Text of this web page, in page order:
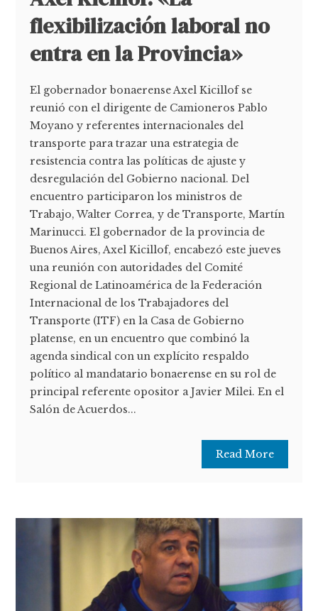
flexibilización laboral no
entra en la Provincia»
El gobernador bonaerense Axel Kicillof se
reunió con el dirigente de Camioneros Pablo
Moyano y referentes internacionales del
transporte para trazar una estrategia de
resistencia contra las políticas de ajuste y
desregulación del Gobierno nacional. Del
encuentro participaron los ministros de
Trabajo, Walter Correa, y de Transporte, Martín
Marinucci. El gobernador de la provincia de
Buenos Aires, Axel Kicillof, encabezó este jueves
una reunión con autoridades del Comité
Regional de Latinoamérica de la Federación
Internacional de los Trabajadores del
Transporte (ITF) en la Casa de Gobierno
platense, en un encuentro que combinó la
agenda sindical con un explícito respaldo
político al mandatario bonaerense en su rol de
principal referente opositor a Javier Milei. En el
Salón de Acuerdos...
Read More